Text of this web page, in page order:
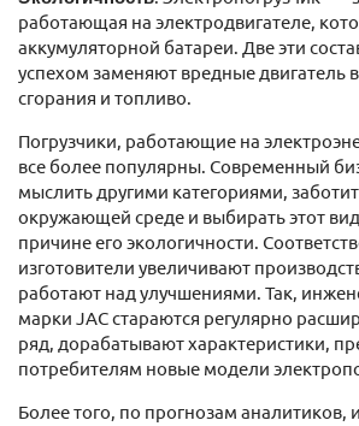
работающая на электродвигателе,
аккумуляторной батареи. Две эти
успехом заменяют вредные двигатель
сгорания и топливо.
Погрузчики, работающие на
все более популярны. Современный
мыслить другими категориями,
окружающей среде и выбирать этот
причине его экологичности.
изготовители увеличивают
работают над улучшениями. Так,
марки JAC стараются регулярно
ряд, дорабатывают характеристики,
потребителям новые модели
Более того, по прогнозам аналитиков,